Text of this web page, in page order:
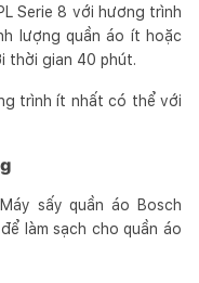
Serie 8 với hương trình
lượng quần áo ít hoặc
thời gian 40 phút.
trình ít nhất có thể với
sấy quần áo Bosch
làm sạch cho quần áo